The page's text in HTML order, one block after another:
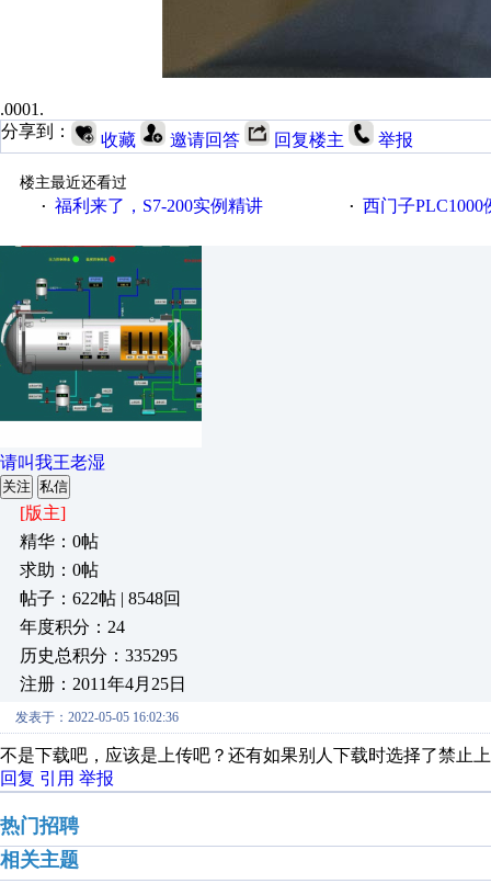
.0001.
分享到：
收藏 邀请回答 回复楼主 举报
楼主最近还看过
· 福利来了，S7-200实例精讲 · 西门子PLC1000
请叫我王老湿
关注 私信
[版主]
精华：0帖
求助：0帖
帖子：622帖 | 8548回
年度积分：24
历史总积分：335295
注册：2011年4月25日
发表于：2022-05-05 16:02:36
不是下载吧，应该是上传吧？还有如果别人下载时选择了禁止
回复 引用 举报
热门招聘
相关主题